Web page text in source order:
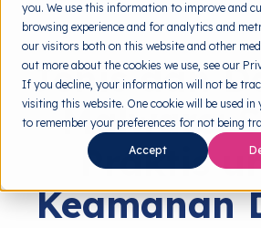
you. We use this information to improve and
browsing experience and for analytics and
our visitors both on this website and other
out more about the cookies we use, see our
If you decline, your information will not be
visiting this website. One cookie will be used in
to remember your preferences for not being
Accept
Resources Toggle
children
for
Resources
Tools Gratis Toggle
children
for
Tools
Tentang
Coba Gratis
Cyber
Jenis dan
Malware:
Praktis
Keamanan